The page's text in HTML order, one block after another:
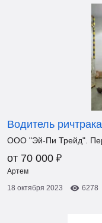
Водитель
ООО "Эй-Пи Трейд".
от 70 000 ₽
Артем
18 октября 2023
6278